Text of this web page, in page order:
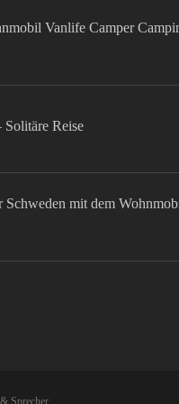
Vanlife Camper
Reise
mit dem
Sprecher.